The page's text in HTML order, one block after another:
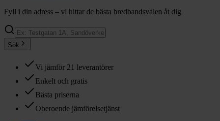
Fyll i din adress – vi hittar de bästa bredbandsvalen åt dig
Sök
Vi jämför 21 leverantörer
Enkelt och gratis
Bästa priserna
Oberoende jämförelsetjänst